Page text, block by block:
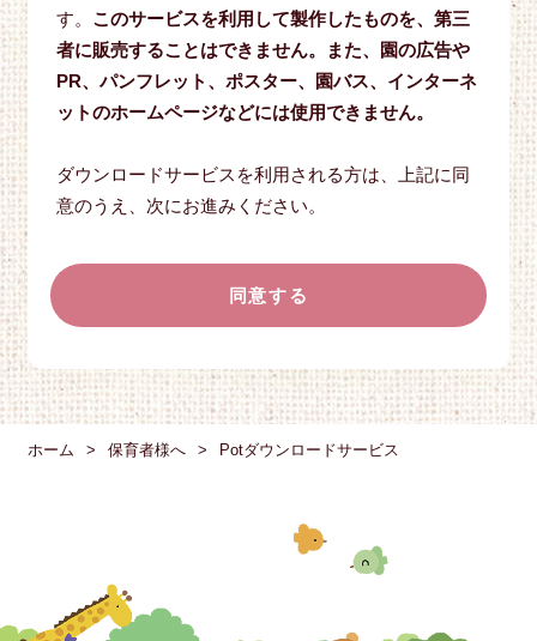
す。 このサービスを利用して製作したものを、第三
者に販売することはできません。また、園の広告や
PR、パンフレット、ポスター、園バス、インターネ
ットのホームページなどには使用できません。
ダウンロードサービスを利用される方は、上記に同
意のうえ、次にお進みください。
同意する
ホーム 保育者様へ Potダウンロードサービス